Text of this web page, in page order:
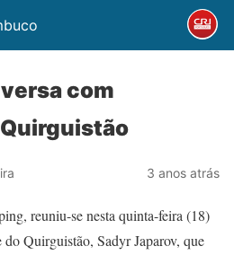
com
3 anos atrás
reuniu-se nesta quinta-feira (18)
Quirguistão, Sadyr Japarov, que